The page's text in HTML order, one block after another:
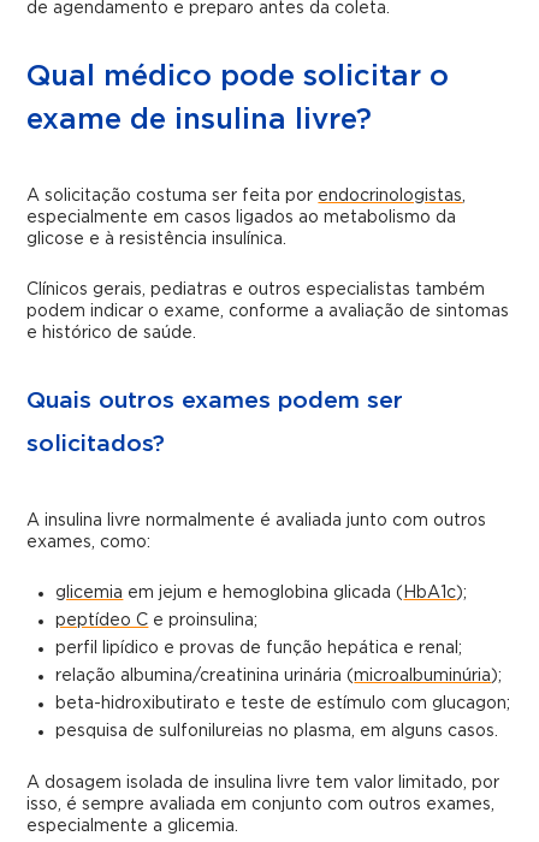
de agendamento e preparo antes da coleta.
Qual médico pode solicitar o
exame de insulina livre?
A solicitação costuma ser feita por endocrinologistas,
especialmente em casos ligados ao metabolismo da
glicose e à resistência insulínica.
Clínicos gerais, pediatras e outros especialistas também
podem indicar o exame, conforme a avaliação de sintomas
e histórico de saúde.
Quais outros exames podem ser
solicitados?
A insulina livre normalmente é avaliada junto com outros
exames, como:
glicemia em jejum e hemoglobina glicada ( HbA1c);
peptídeo C e proinsulina;
perfil lipídico e provas de função hepática e renal;
relação albumina/creatinina urinária (microalbuminúria );
beta-hidroxibutirato e teste de estímulo com glucagon;
pesquisa de sulfonilureias no plasma, em alguns casos.
A dosagem isolada de insulina livre tem valor limitado, por
isso, é sempre avaliada em conjunto com outros exames,
especialmente a glicemia.